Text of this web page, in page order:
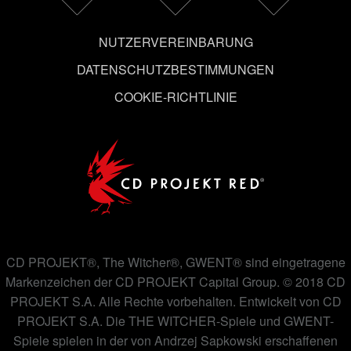
ändern kannst.
NUTZERVEREINBARUNG
DATENSCHUTZBESTIMMUNGEN
COOKIE-RICHTLINIE
CD PROJEKT®, The Witcher®, GWENT® sind eingetragene
Markenzeichen der CD PROJEKT Capital Group. © 2018 CD
PROJEKT S.A. Alle Rechte vorbehalten. Entwickelt von CD
PROJEKT S.A. Die THE WITCHER-Spiele und GWENT-
Spiele spielen in der von Andrzej Sapkowski erschaffenen